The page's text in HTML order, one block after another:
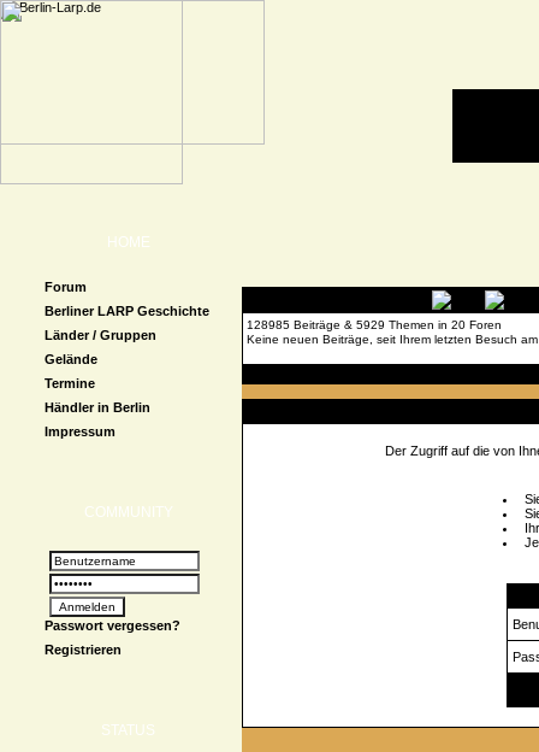
HOME
Forum
Berliner LARP Geschichte
Länder / Gruppen
Gelände
Termine
Händler in Berlin
Impressum
COMMUNITY
Passwort vergessen?
Registrieren
STATUS
128985 Beiträge & 5929 Themen in 20 Foren
Keine neuen Beiträge, seit Ihrem letzten Besuch
Der Zugriff auf die von